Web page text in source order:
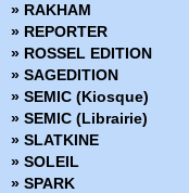
» RAKHAM
» REPORTER
» ROSSEL EDITION
» SAGEDITION
» SEMIC (Kiosque)
» SEMIC (Librairie)
» SLATKINE
» SOLEIL
» SPARK